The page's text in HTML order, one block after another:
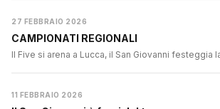
27 FEBBRAIO 2026
CAMPIONATI REGIONALI
Il Five si arena a Lucca, il San Giovanni festeggia
11 FEBBRAIO 2026